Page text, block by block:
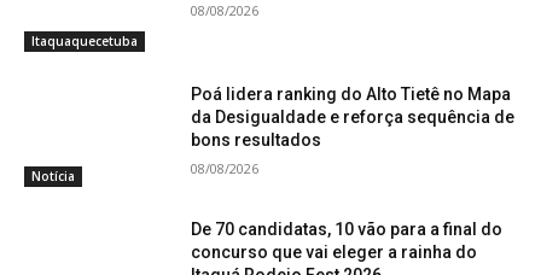
Itaquaquecetuba
08/08/2026
Notícia
Poá lidera ranking do Alto Tietê no Mapa
da Desigualdade e reforça sequência de
bons resultados
08/08/2026
De 70 candidatas, 10 vão para a final do
concurso que vai eleger a rainha do